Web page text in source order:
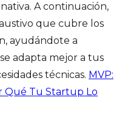
A continuación,
que cubre los
ayudándote a
adapta mejor a tus
técnicas. MVP:
Qué Tu Startup Lo